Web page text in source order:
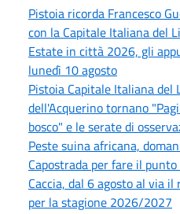
Pistoia ricorda Francesco
con la Capitale Italiana del
Estate in città 2026, gli
lunedì 10 agosto
Pistoia Capitale Italiana del
dell'Acquerino tornano
bosco" e le serate di
Peste suina africana,
Capostrada per fare il
Caccia, dal 6 agosto al via
per la stagione 2026/2027